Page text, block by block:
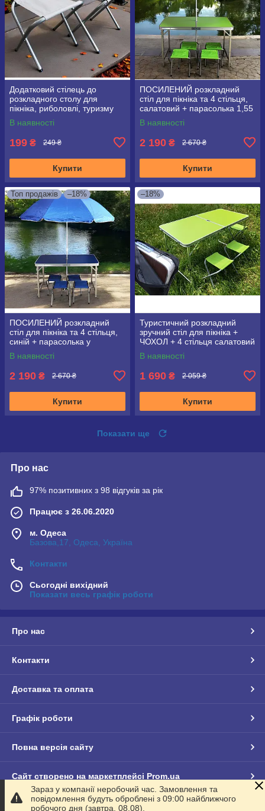
Додатковий стілець до
розкладного столу для
пікніка, риболовлі, туризму
В наявності
199 ₴ 249 ₴
Купити
ПОСИЛЕНИЙ розкладний
стіл для пікніка та 4 стільця,
салатовий + парасолька 1,55
м у подарунок!
В наявності
2 190 ₴ 2 670 ₴
Купити
Топ продажів –18%
ПОСИЛЕНИЙ розкладний
стіл для пікніка та 4 стільця,
синій + парасолька у
подарунок!
В наявності
2 190 ₴ 2 670 ₴
Купити
–18%
Туристичний розкладний
зручний стіл для пікніка +
ЧОХОЛ + 4 стільця салатовий
В наявності
1 690 ₴ 2 059 ₴
Купити
Показати ще
Про нас
97% позитивних з 98 відгуків за рік
Працює з 26.06.2020
м. Одеса
Базова,17, Одеса, Україна
Контакти
Сьогодні вихідний
Показати весь графік роботи
Про нас
Контакти
Доставка та оплата
Графік роботи
Повна версія сайту
Сайт створено на маркетплейсі Prom.ua
Політика конфіденційності
Зараз у компанії неробочий час. Замовлення та
повідомлення будуть оброблені з 09:00 найближчого
робочого дня (завтра, 08.08).